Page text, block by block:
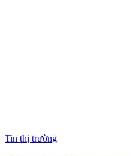
Tin thị trường